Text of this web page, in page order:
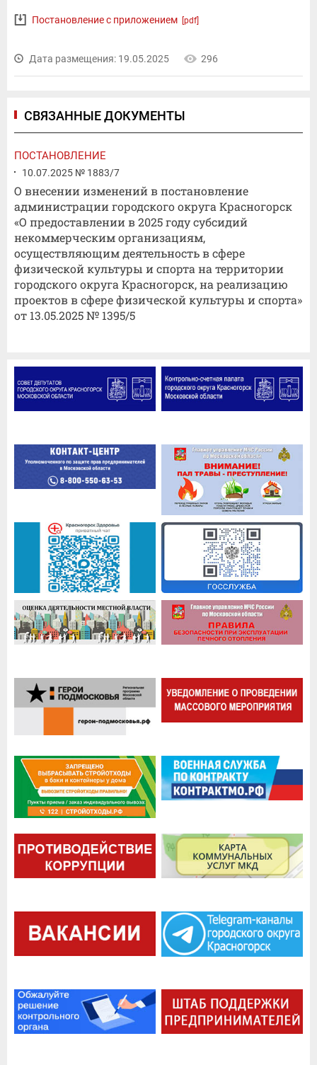
Постановление с приложением [pdf]
Дата размещения: 19.05.2025 296
СВЯЗАННЫЕ ДОКУМЕНТЫ
ПОСТАНОВЛЕНИЕ
10.07.2025 № 1883/7
О внесении изменений в постановление
администрации городского округа Красногорск
«О предоставлении в 2025 году субсидий
некоммерческим организациям,
осуществляющим деятельность в сфере
физической культуры и спорта на территории
городского округа Красногорск, на реализацию
проектов в сфере физической культуры и спорта»
от 13.05.2025 № 1395/5